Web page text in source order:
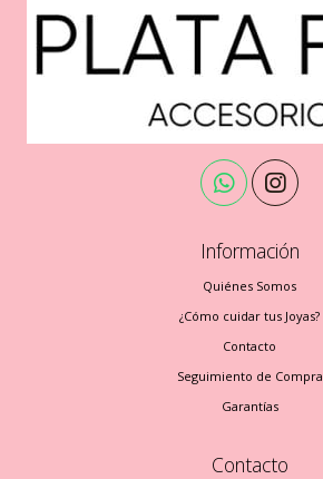
Información
Quiénes Somos
¿Cómo cuidar tus Joyas?
Contacto
Seguimiento de Compra
Garantías
Contacto